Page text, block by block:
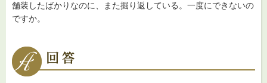
舗装したばかりなのに、また掘り返している。一度にできないの
ですか。